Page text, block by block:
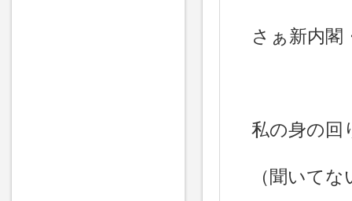
さぁ新内閣
私の身の回
（聞いて